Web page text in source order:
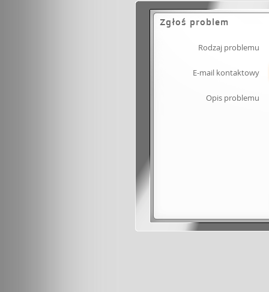
Zgłoś problem
Rodzaj problemu
E-mail kontaktowy
Opis problemu